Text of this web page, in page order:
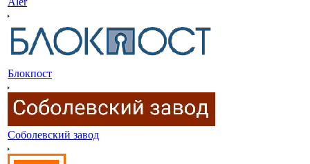
Блокпост
Соболевский завод